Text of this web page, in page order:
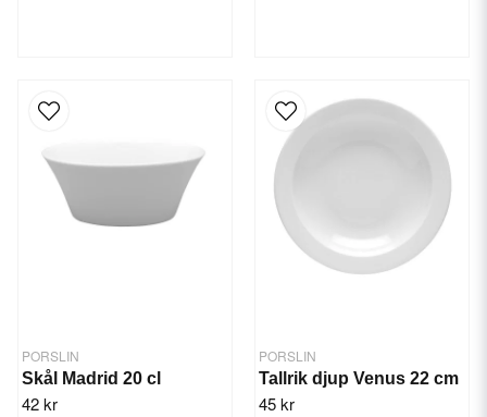
PORSLIN
Skål Madrid 20 cl
42 kr
PORSLIN
Tallrik djup Venus 22 cm
45 kr